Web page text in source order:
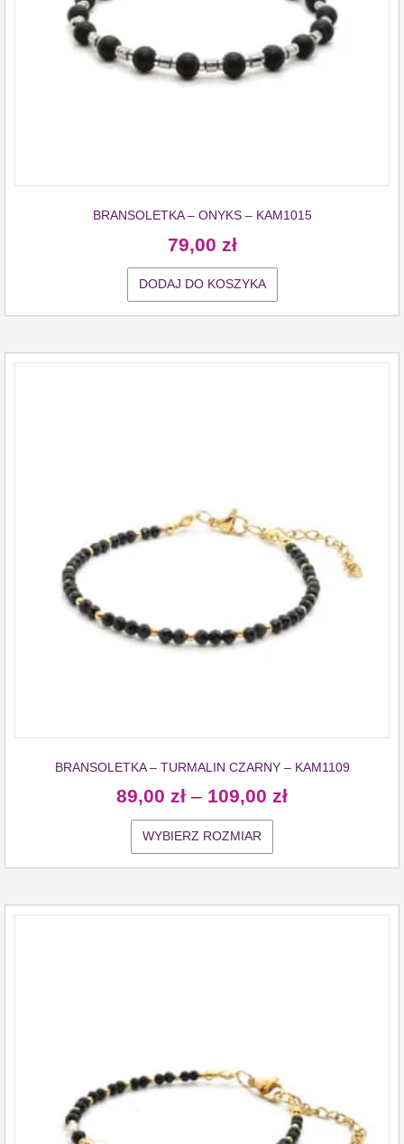
BRANSOLETKA – ONYKS – KAM1015
79,00 zł
DODAJ DO KOSZYKA
BRANSOLETKA – TURMALIN CZARNY – KAM1109
89,00 zł – 109,00 zł
WYBIERZ ROZMIAR